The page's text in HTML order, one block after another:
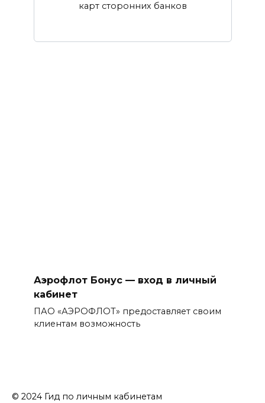
карт сторонних банков
Аэрофлот Бонус — вход в личный
кабинет
ПАО «АЭРОФЛОТ» предоставляет своим
клиентам возможность
© 2024 Гид по личным кабинетам